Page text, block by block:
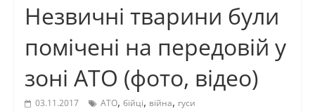
Незвичні тварини були
помічені на передовій у
зоні АТО (фото, відео)
03.11.2017 АТО, бійці, війна, гуси